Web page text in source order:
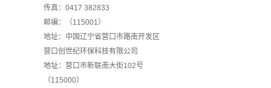
传真：0417 382833
邮编：（115001）
地址：中国辽宁省营口市路南开发区
营口创世纪环保科技有限公司
地址：营口市新联南大街102号
（115000）